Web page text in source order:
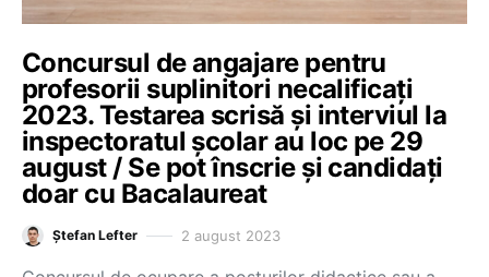
Concursul de angajare pentru
profesorii suplinitori necalificați
2023. Testarea scrisă și interviul la
inspectoratul școlar au loc pe 29
august / Se pot înscrie și candidați
doar cu Bacalaureat
Ștefan Lefter 2 august 2023